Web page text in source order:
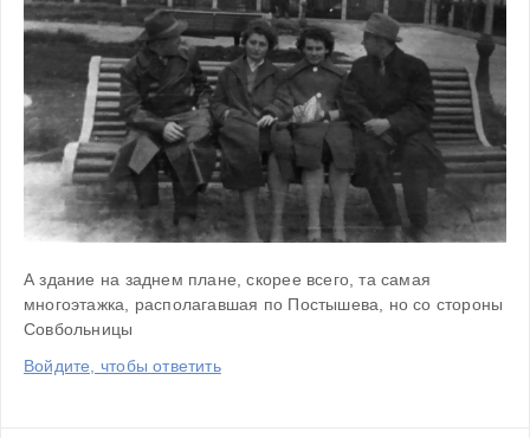
А здание на заднем плане, скорее всего, та самая
многоэтажка, располагавшая по Постышева, но со стороны
Совбольницы
Войдите, чтобы ответить